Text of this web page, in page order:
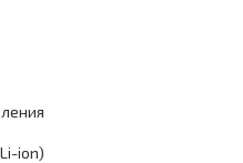
ion)